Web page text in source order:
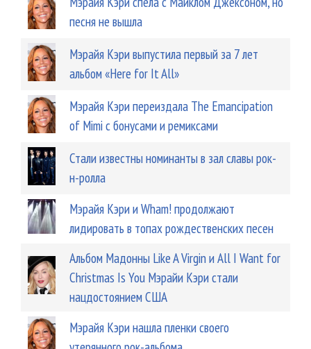
песня не вышла
Мэрайя Кэри выпустила первый за 7 лет
альбом «Here for It All»
Мэрайя Кэри переиздала The Emancipation
of Mimi с бонусами и ремиксами
Стали известны номинанты в зал славы рок-
н-ролла
Мэрайя Кэри и Wham! продолжают
лидировать в топах рождественских песен
Альбом Мадонны Like A Virgin и All I Want for
Christmas Is You Мэрайи Кэри стали
нацдостоянием США
Мэрайя Кэри нашла пленки своего